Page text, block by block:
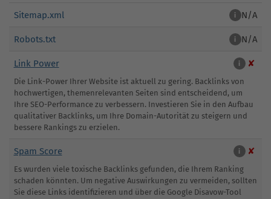
Sitemap.xml i N/A
Robots.txt i N/A
Link Power i ✘
Die Link-Power Ihrer Website ist aktuell zu gering. Backlinks von
hochwertigen, themenrelevanten Seiten sind entscheidend, um
Ihre SEO-Performance zu verbessern. Investieren Sie in den Aufbau
qualitativer Backlinks, um Ihre Domain-Autorität zu steigern und
bessere Rankings zu erzielen.
Spam Score i ✘
Es wurden viele toxische Backlinks gefunden, die Ihrem Ranking
schaden könnten. Um negative Auswirkungen zu vermeiden, sollten
Sie diese Links identifizieren und über die Google Disavow-Tool